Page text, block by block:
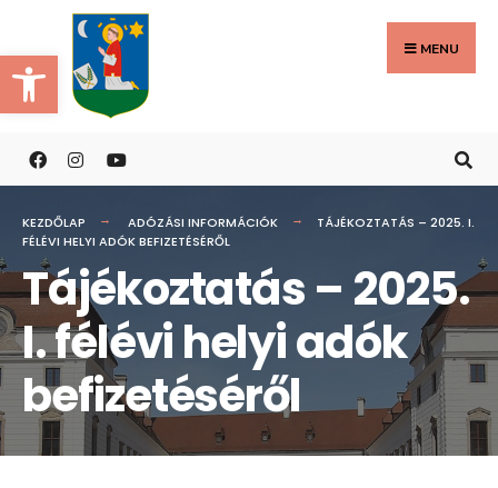
Eszköztár megnyitása
to
content
MENU
KEZDŐLAP ADÓZÁSI INFORMÁCIÓK
TÁJÉKOZTATÁS – 2025. I.
FÉLÉVI HELYI ADÓK BEFIZETÉSÉRŐL
Tájékoztatás – 2025.
I. félévi helyi adók
befizetéséről
Search